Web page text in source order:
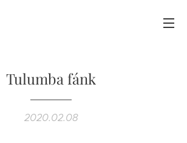
Tulumba fánk
2020.02.08